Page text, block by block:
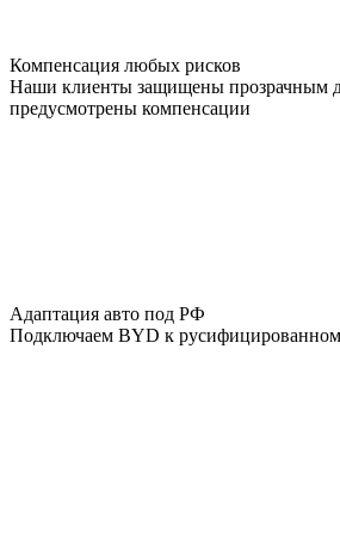
Компенсация любых рисков
Наши клиенты защищены прозрачным
предусмотрены компенсации
Адаптация авто под РФ
Подключаем BYD к